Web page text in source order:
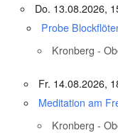
Do. 13.08.2026,
Probe
Kronberg -
Fr. 14.08.2026,
Meditation am
Kronberg -